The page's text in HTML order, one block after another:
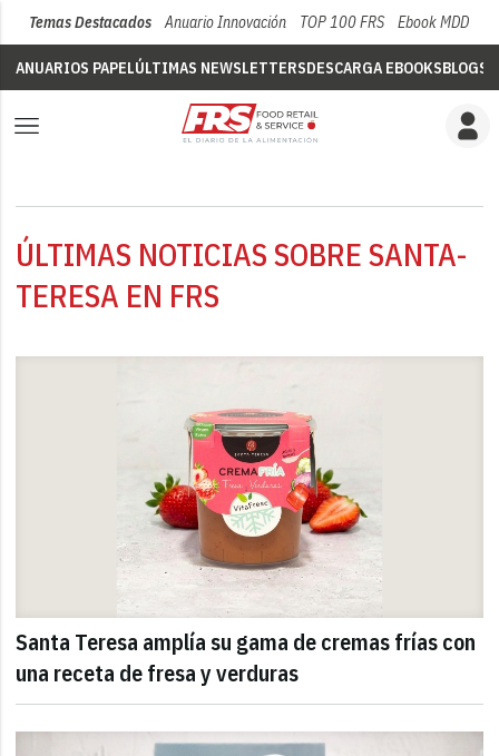
Temas Destacados Anuario Innovación TOP 100 FRS Ebook MDD
ANUARIOS PAPELÚLTIMAS NEWSLETTERSDESCARGA EBOOKSBLOGS
ÚLTIMAS NOTICIAS SOBRE SANTA-
TERESA EN FRS
Santa Teresa amplía su gama de cremas frías con
una receta de fresa y verduras